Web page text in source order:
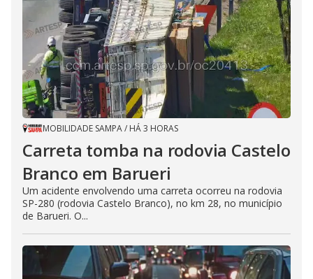
MOBILIDADE SAMPA/ HÁ 3 HORAS
Carreta tomba na rodovia Castelo
Branco em Barueri
Um acidente envolvendo uma carreta ocorreu na rodovia
SP-280 (rodovia Castelo Branco), no km 28, no município
de Barueri. O...